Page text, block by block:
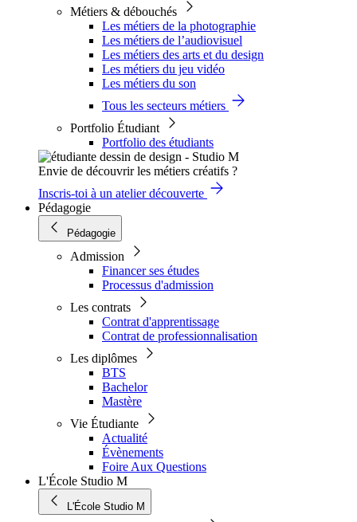
Métiers & débouchés
Les métiers de la photographie
Les métiers de l’audiovisuel
Les métiers des arts et du design
Les métiers du jeu vidéo
Les métiers du son
Tous les secteurs métiers
Portfolio Étudiant
Portfolio des étudiants
Envie de découvrir les métiers créatifs ?
Inscris-toi à un atelier découverte
Pédagogie
Pédagogie
Admission
Financer ses études
Processus d'admission
Les contrats
Contrat d'apprentissage
Contrat de professionnalisation
Les diplômes
BTS
Bachelor
Mastère
Vie Étudiante
Actualité
Évènements
Foire Aux Questions
L'École Studio M
L'École Studio M